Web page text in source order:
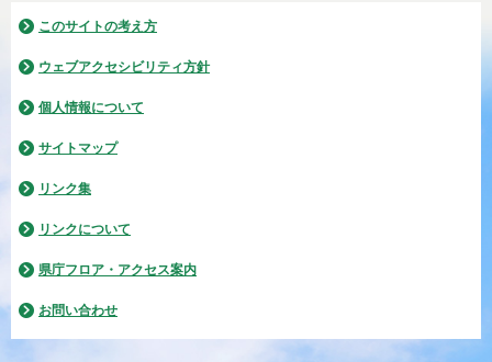
このサイトの考え方
ウェブアクセシビリティ方針
個人情報について
サイトマップ
リンク集
リンクについて
県庁フロア・アクセス案内
お問い合わせ